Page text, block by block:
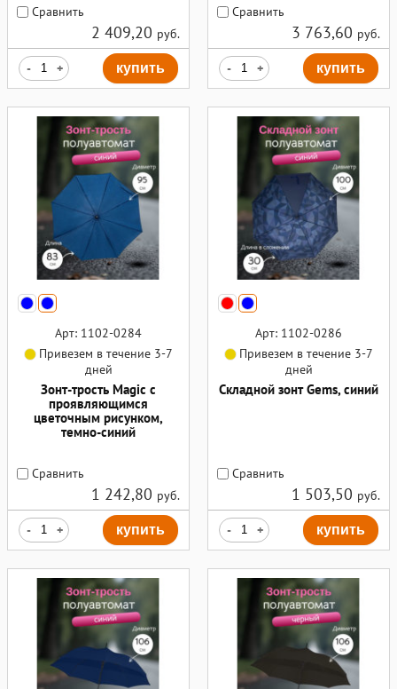
Сравнить
2 409,20 руб.
- + купить
Сравнить
3 763,60 руб.
- + купить
Арт: 1102-0284
Привезем в течение 3-7
дней
Зонт-трость Magic с
проявляющимся
цветочным рисунком,
темно-синий
Сравнить
1 242,80 руб.
- + купить
Арт: 1102-0286
Привезем в течение 3-7
дней
Складной зонт Gems, синий
Сравнить
1 503,50 руб.
- + купить